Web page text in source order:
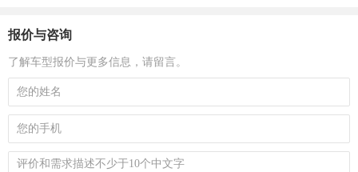
报价与咨询
了解车型报价与更多信息，请留言。